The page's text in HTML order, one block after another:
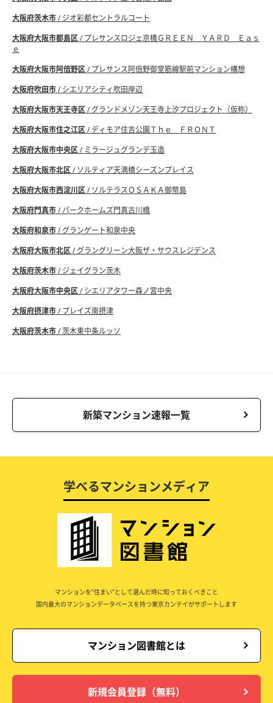
大阪府茨木市/ ジオ彩都セントラルコート
大阪府大阪市都島区/ プレサンスロジェ京橋ＧＲＥＥＮ ＹＡＲＤ Ｅａｓ
ｅ
大阪府大阪市阿倍野区/ プレサンス阿倍野御堂筋線駅前マンション構想
大阪府吹田市/ シエリアシティ吹田岸辺
大阪府大阪市天王寺区/ グランドメゾン天王寺上汐プロジェクト（仮称）
大阪府大阪市住之江区/ ディモア住吉公園Ｔｈｅ ＦＲＯＮＴ
大阪府大阪市中央区/ ミラージュグランデ玉造
大阪府大阪市北区/ ソルティア天満橋シーズンプレイス
大阪府大阪市西淀川区/ ソルテラスＯＳＡＫＡ御幣島
大阪府門真市/ パークホームズ門真古川橋
大阪府和泉市/ グランゲート和泉中央
大阪府大阪市北区/ グラングリーン大阪ザ・サウスレジデンス
大阪府茨木市/ ジェイグラン茨木
大阪府大阪市中央区/ シエリアタワー森ノ宮中央
大阪府摂津市/ プレイズ南摂津
大阪府茨木市/ 茨木東中条ルッソ
新築マンション速報一覧
学べるマンションメディア
マンションを”住まい”として選んだ時に知っておくべきこと
国内最大のマンションデータベースを持つ東京カンテイがサポートします
マンション図書館とは
新規会員登録（無料）